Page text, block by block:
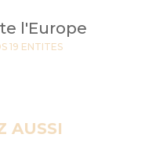
l'Europe
19 ENTITES
AUSSI